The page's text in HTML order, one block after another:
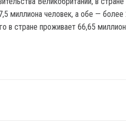
миллиона человек, а обе —
в стране проживает 66,65